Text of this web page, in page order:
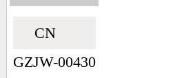
CN🇨🇳
GZJW-00430